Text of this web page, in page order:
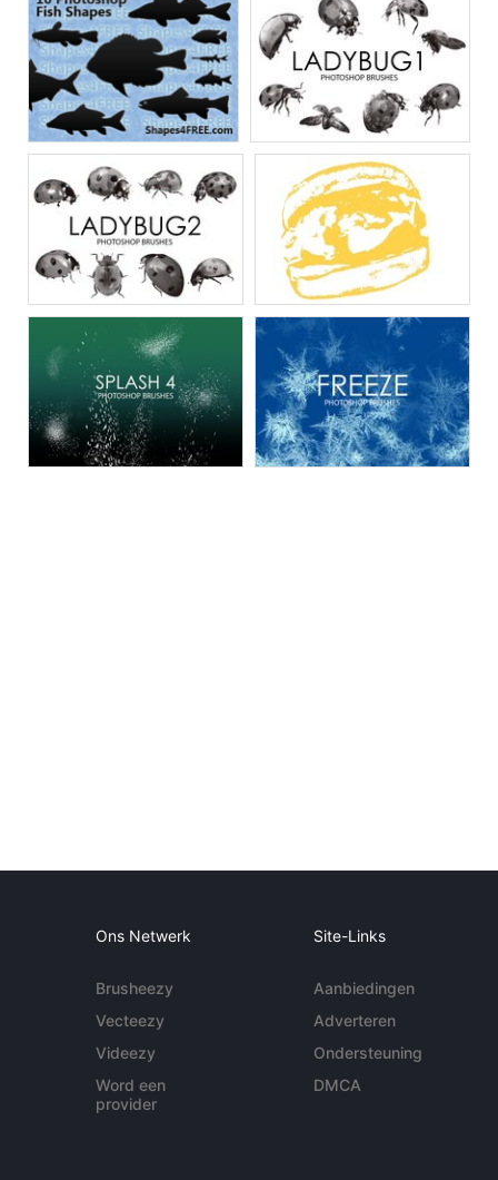
Ons Netwerk
Brusheezy
Vecteezy
Videezy
Word een
provider
Site-Links
Aanbiedingen
Adverteren
Ondersteuning
DMCA